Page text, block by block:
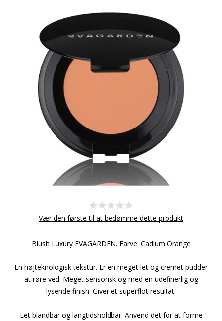
Vær den første til at bedømme dette produkt
Blush Luxury EVAGARDEN. Farve: Cadium Orange
En højteknologisk tekstur. Er en meget let og cremet pudder
at røre ved. Meget sensorisk og med en udefinerlig og
lysende finish. Giver et superflot resultat.
Let blandbar og langtidsholdbar. Anvend det for at forme